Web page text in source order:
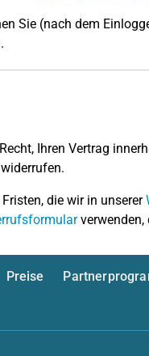
Sie (nach dem
Ihren Vertrag
die wir in unserer
verwenden,
Preise